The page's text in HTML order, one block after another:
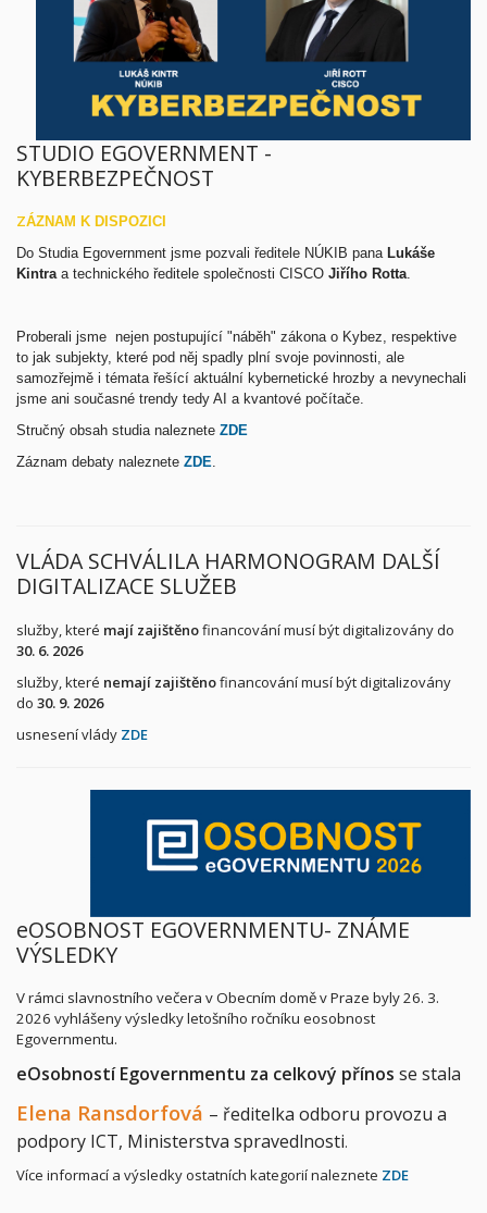
STUDIO EGOVERNMENT -
KYBERBEZPEČNOST
ZÁZNAM K DISPOZICI
Do Studia Egovernment jsme pozvali ředitele NÚKIB pana Lukáše
Kintraa technického ředitele společnosti CISCO Jiřího Rotta.
Proberali jsme nejen postupující "náběh" zákona o Kybez, respektive
to jak subjekty, které pod něj spadly plní svoje povinnosti, ale
samozřejmě i témata řešící aktuální kybernetické hrozby a nevynechali
jsme ani současné trendy tedy AI a kvantové počítače.
Stručný obsah studia naleznete ZDE
Záznam debaty naleznete ZDE.
VLÁDA SCHVÁLILA HARMONOGRAM DALŠÍ
DIGITALIZACE SLUŽEB
služby, které mají zajištěnofinancování musí být digitalizovány do
30. 6. 2026
služby, které nemají zajištěnofinancování musí být digitalizovány
do 30. 9. 2026
usnesení vlády ZDE
eOSOBNOST EGOVERNMENTU- ZNÁME
VÝSLEDKY
V rámci slavnostního večera v Obecním domě v Praze byly 26. 3.
2026 vyhlášeny výsledky letošního ročníku eosobnost
Egovernmentu.
eOsobností Egovernmentu za celkový přínos se stala
Elena Ransdorfová – ředitelka odboru provozu a
podpory ICT, Ministerstva spravedlnosti.
Více informací a výsledky ostatních kategorií naleznete ZDE